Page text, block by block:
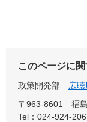
このページに
政策開発部 広
〒963-8601
福
Tel：024-924-